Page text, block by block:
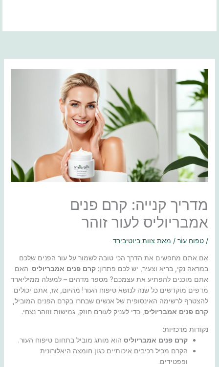
מדריך קנייה: קרם פנים
אמבריוליס לעור זוהר
/ טִפּוּחַ עוֹר/ מאת צוות ביוטיבירד
אם אתם מחפשים את הדרך הכי טובה לשמור על עור הפנים שלכם
במראה נקי, בריא וצעיר, יש לכם פתרון: קרם פנים אמבריוליס. האם
אתם מוכנים להפתיע את עצמכם? מספר מדהים – למעלה ממיליארד
מדפים מוקדשים כל שנה לנושא טיפוח העור! מהיום, אז, אתם יכולים
להצטרף לרשימה האינסופית של אנשים שבחרו בקרם הפנים המוביל,
קרם פנים אמבריוליס, כדי לעניק לעורם חוזק, גמישות וזוהר נצחי.
נקודות מרכזיות:
קרם פנים אמבריוליסהוא מותג מוביל בתחום טיפוח העור.
הקרם מכיל רכיבים איכותיים כגון חומצה היאלורונית
ופפטידים.